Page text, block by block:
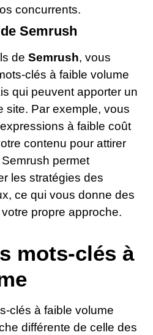
concurrents.
Semrush
de Semrush, vous
clés à faible volume
qui peuvent apporter un
site. Par exemple, vous
à faible coût
contenu pour attirer
permet
les stratégies des
ce qui vous donne des
propre approche.
mots-clés à
clés à faible volume
différente de celle des